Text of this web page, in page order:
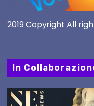
2019 Copyright All
In